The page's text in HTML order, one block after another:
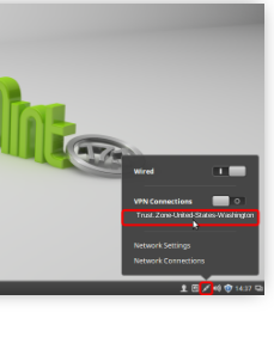
Trust.Zone-United-States-Washington